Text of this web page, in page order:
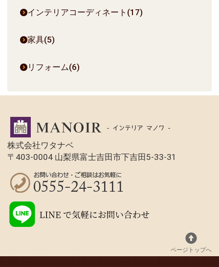
インテリアコーディネート(17)
家具(5)
リフォーム(6)
株式会社ワタナベ
〒403-0004 山梨県富士吉田市下吉田5-33-31
ページトップへ